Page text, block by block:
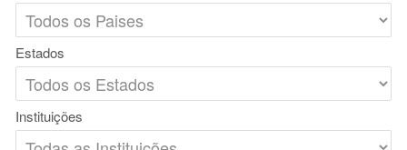
Estados
Instituições